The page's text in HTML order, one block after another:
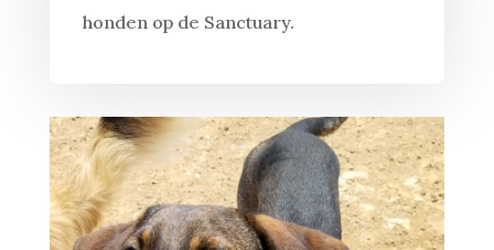
honden op de Sanctuary.